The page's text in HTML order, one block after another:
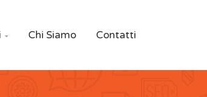
 Chi Siamo Contatti